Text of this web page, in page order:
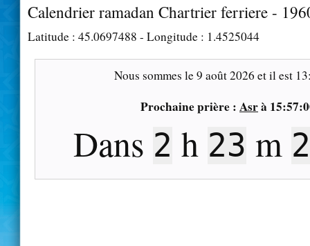
Calendrier ramadan Chartrier ferriere -
Latitude : 45.0697488 - Longitude : 1.4525044
Nous sommes le9 août 2026 et il est
Prochaine prière : Asrà
Dans 2 h 23 m